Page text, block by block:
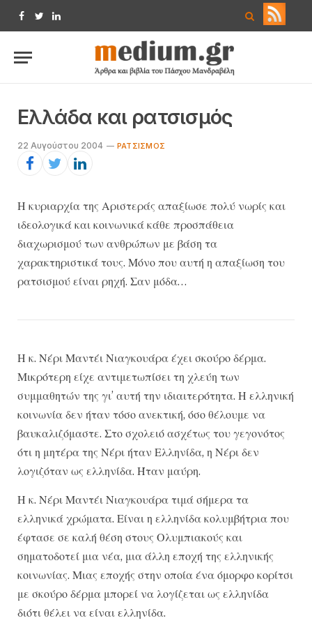
Facebook
TwitterLinkedIn
Ελλάδα και ρατσισμός
22 Αυγούστου 2004 ΡΑΤΣΙΣΜΌΣ
Η κυριαρχία της Αριστεράς απαξίωσε πολύ νωρίς και
ιδεολογικά και κοινωνικά κάθε προσπάθεια
διαχωρισμού των ανθρώπων με βάση τα
χαρακτηριστικά τους. Μόνο που αυτή η απαξίωση του
ρατσισμού είναι ρηχή. Σαν μόδα…
Η κ. Νέρι Μαντέι Νιαγκουάρα έχει σκούρο δέρμα.
Μικρότερη είχε αντιμετωπίσει τη χλεύη των
συμμαθητών της γι’ αυτή την ιδιαιτερότητα. Η ελληνική
κοινωνία δεν ήταν τόσο ανεκτική, όσο θέλουμε να
βαυκαλιζόμαστε. Στο σχολειό ασχέτως του γεγονότος
ότι η μητέρα της Νέρι ήταν Ελληνίδα, η Νέρι δεν
λογιζόταν ως ελληνίδα. Ήταν μαύρη.
Η κ. Νέρι Μαντέι Νιαγκουάρα τιμά σήμερα τα
ελληνικά χρώματα. Είναι η ελληνίδα κολυμβήτρια που
έφτασε σε καλή θέση στους Ολυμπιακούς και
σηματοδοτεί μια νέα, μια άλλη εποχή της ελληνικής
κοινωνίας. Μιας εποχής στην οποία ένα όμορφο κορίτσι
με σκούρο δέρμα μπορεί να λογίζεται ως ελληνίδα
διότι θέλει να είναι ελληνίδα.